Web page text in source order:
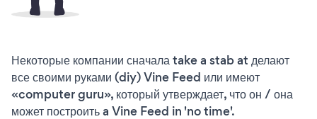
Некоторые компании сначала take a stab at делают
все своими руками (diy) Vine Feed или имеют
«computer guru», который утверждает, что он / она
может построить a Vine Feed in 'no time'.